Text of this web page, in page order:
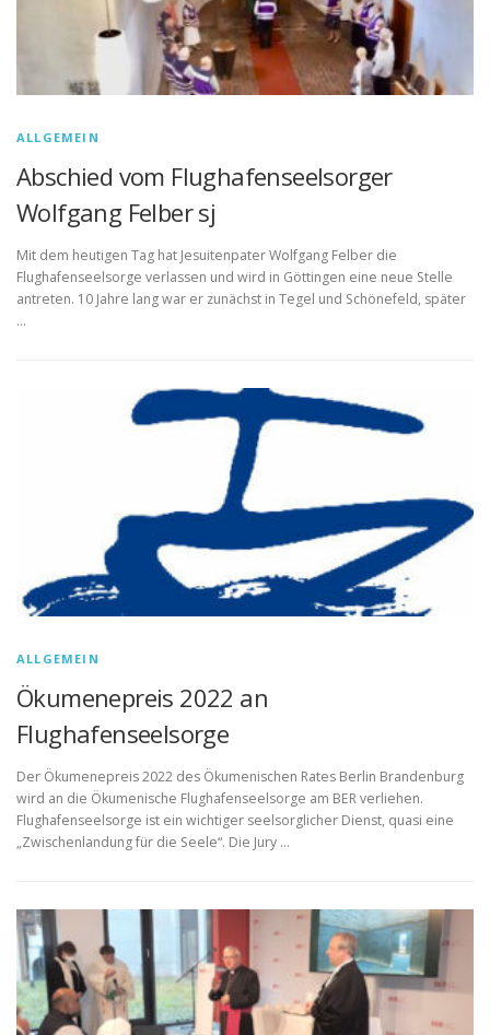
ALLGEMEIN
Abschied vom Flughafenseelsorger
Wolfgang Felber sj
Mit dem heutigen Tag hat Jesuitenpater Wolfgang Felber die
Flughafenseelsorge verlassen und wird in Göttingen eine neue Stelle
antreten. 10 Jahre lang war er zunächst in Tegel und Schönefeld, später
…
ALLGEMEIN
Ökumenepreis 2022 an
Flughafenseelsorge
Der Ökumenepreis 2022 des Ökumenischen Rates Berlin Brandenburg
wird an die Ökumenische Flughafenseelsorge am BER verliehen.
Flughafenseelsorge ist ein wichtiger seelsorglicher Dienst, quasi eine
„Zwischenlandung für die Seele“. Die Jury …